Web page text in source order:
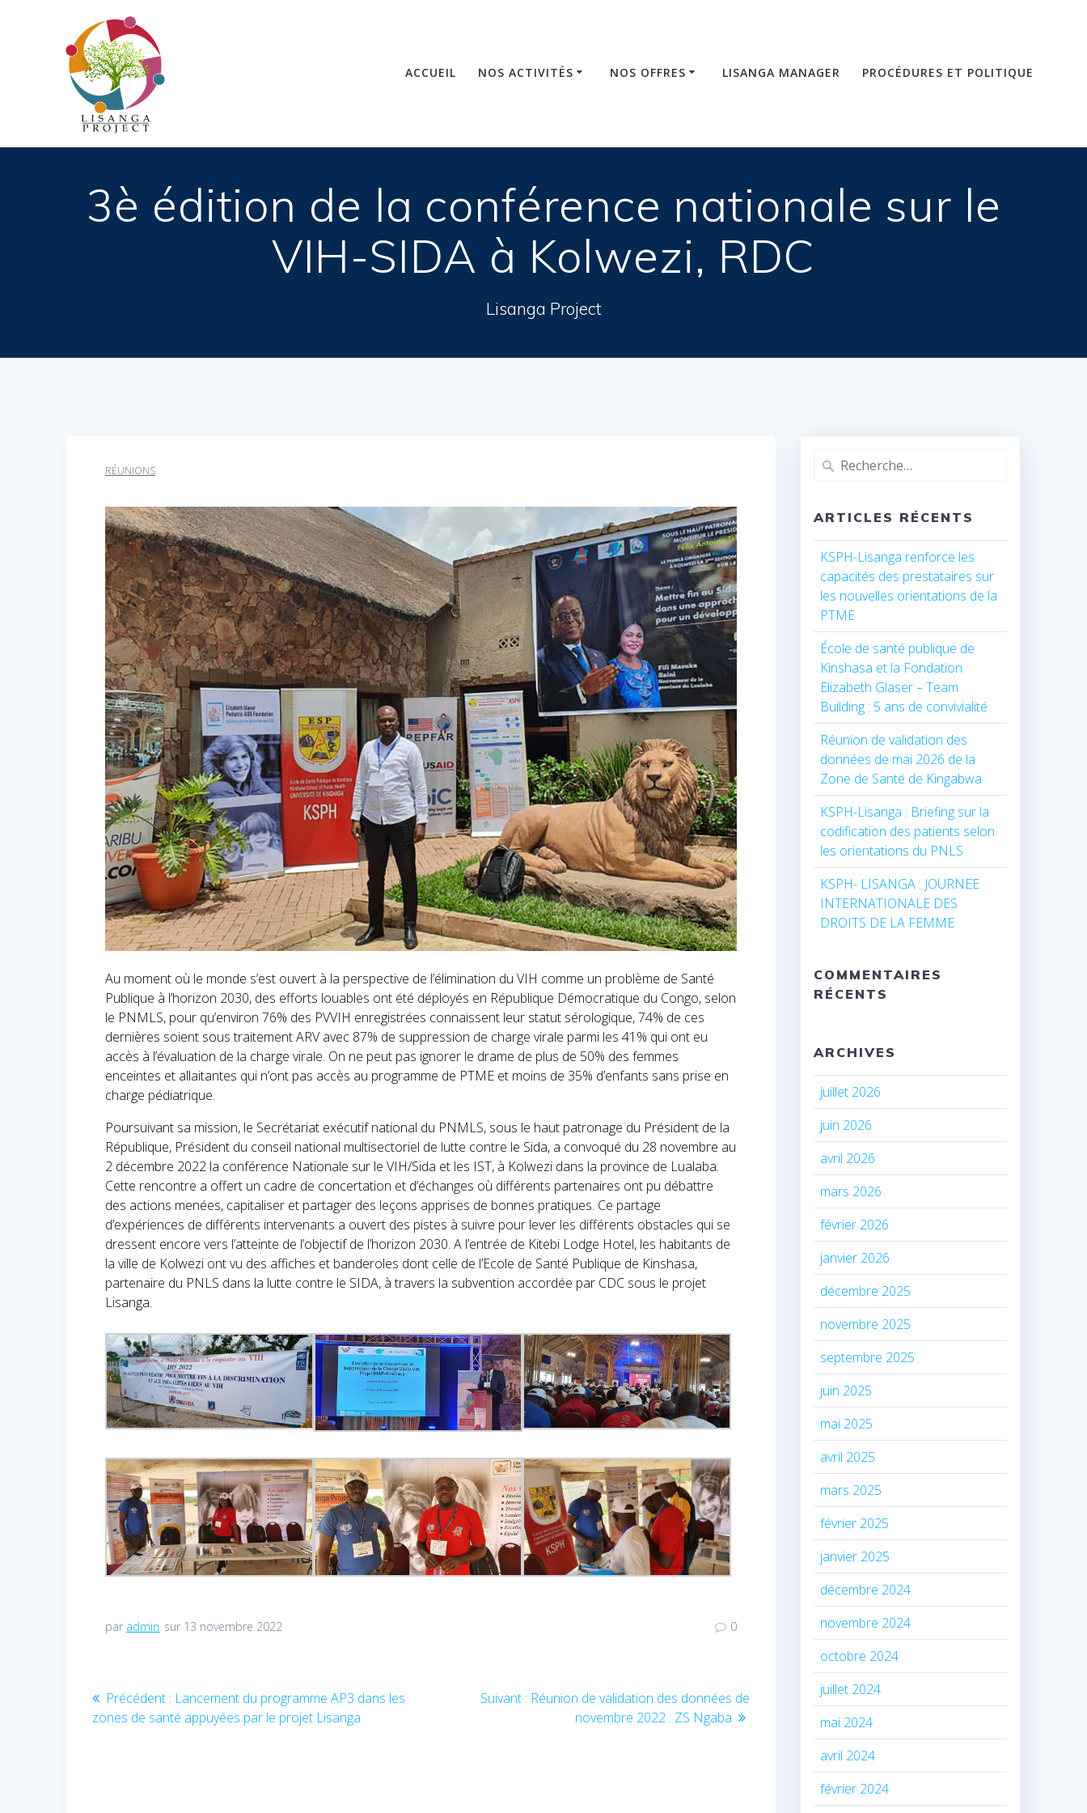
ACCUEIL NOS ACTIVITÉS NOS OFFRES LISANGA MANAGER PROCÉDURES ET POLITIQUE
3è édition de la conférence nationale sur le
VIH-SIDA à Kolwezi, RDC
Lisanga Project
RÉUNIONS
Au moment où le monde s’est ouvert à la perspective de l’élimination du VIH comme un problème de Santé
Publique à l’horizon 2030, des efforts louables ont été déployés en République Démocratique du Congo, selon
le PNMLS, pour qu’environ 76% des PVVIH enregistrées connaissent leur statut sérologique, 74% de ces
dernières soient sous traitement ARV avec 87% de suppression de charge virale parmi les 41% qui ont eu
accès à l’évaluation de la charge virale. On ne peut pas ignorer le drame de plus de 50% des femmes
enceintes et allaitantes qui n’ont pas accès au programme de PTME et moins de 35% d’enfants sans prise en
charge pédiatrique.
Poursuivant sa mission, le Secrétariat exécutif national du PNMLS, sous le haut patronage du Président de la
République, Président du conseil national multisectoriel de lutte contre le Sida, a convoqué du 28 novembre au
2 décembre 2022 la conférence Nationale sur le VIH/Sida et les IST, à Kolwezi dans la province de Lualaba.
Cette rencontre a offert un cadre de concertation et d’échanges où différents partenaires ont pu débattre
des actions menées, capitaliser et partager des leçons apprises de bonnes pratiques. Ce partage
d’expériences de différents intervenants a ouvert des pistes à suivre pour lever les différents obstacles qui se
dressent encore vers l’atteinte de l’objectif de l’horizon 2030. A l’entrée de Kitebi Lodge Hotel, les habitants de
la ville de Kolwezi ont vu des affiches et banderoles dont celle de l’Ecole de Santé Publique de Kinshasa,
partenaire du PNLS dans la lutte contre le SIDA, à travers la subvention accordée par CDC sous le projet
Lisanga.
par admin sur 13 novembre 2022 0
Navigation
de
Précédent : Article
précédent
Lancement du programme AP3 dans les
zones de santé appuyées par le projet Lisanga
Suivant : Article
Réunion de validation des données de
novembre 2022 : ZS Ngaba
Recherche
ARTICLES RÉCENTS
KSPH-Lisanga renforce les
capacités des prestataires sur
les nouvelles orientations de la
PTME
École de santé publique de
Kinshasa et la Fondation
Elizabeth Glaser – Team
Building : 5 ans de convivialité
Réunion de validation des
données de mai 2026 de la
Zone de Santé de Kingabwa
KSPH-Lisanga : Briefing sur la
codification des patients selon
les orientations du PNLS
KSPH- LISANGA : JOURNEE
INTERNATIONALE DES
DROITS DE LA FEMME
COMMENTAIRES
RÉCENTS
ARCHIVES
juillet 2026
juin 2026
avril 2026
mars 2026
février 2026
janvier 2026
décembre 2025
novembre 2025
septembre 2025
juin 2025
mai 2025
avril 2025
mars 2025
février 2025
janvier 2025
décembre 2024
novembre 2024
octobre 2024
juillet 2024
mai 2024
avril 2024
février 2024